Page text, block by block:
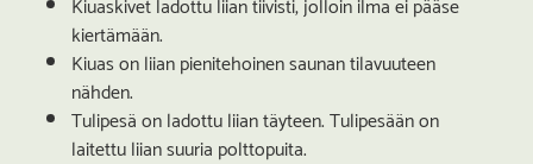
kiertämään.
Kiuas on liian pienitehoinen saunan tilavuuteen
nähden.
Tulipesä on ladottu liian täyteen. Tulipesään on
laitettu liian suuria polttopuita.